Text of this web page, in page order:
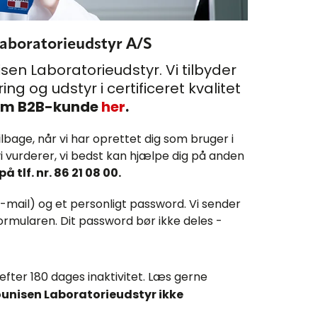
A/S
Laboratorieudstyr. Vi tilbyder
og udstyr i certificeret kvalitet
B2B-kundeher.
når vi har oprettet dig som bruger i
vurderer, vi bedst kan hjælpe dig på anden
tlf. nr. 86 21 08 00.
og et personligt password. Vi sender
Dit password bør ikke deles -
180 dages inaktivitet. Læs gerne
Laboratorieudstyr ikke